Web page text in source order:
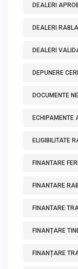
DEALERI
DEALERI
DEALERI
DEPUNERE
DOCUMENTE
ECHIPAMENTE
ELIGIBILITATE
FINANTARE
FINANTARE
FINANTARE
FINANȚARE
FINANȚARE